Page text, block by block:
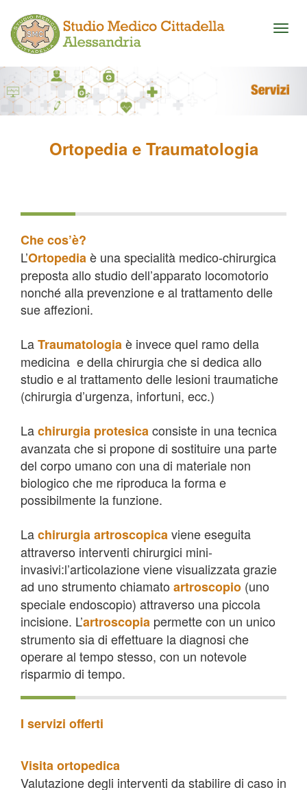
Ortopedia e Traumatologia
Che cos’è?
L’Ortopediaè una specialità medico-chirurgica
preposta allo studio dell’apparato locomotorio
nonché alla prevenzione e al trattamento delle
sue affezioni.
LaTraumatologiaè invece quel ramo della
medicina e della chirurgia che si dedica allo
studio e al trattamento delle lesioni traumatiche
(chirurgia d’urgenza, infortuni, ecc.)
Lachirurgia protesicaconsiste in una tecnica
avanzata che si propone di sostituire una parte
del corpo umano con una di materiale non
biologico che me riproduca la forma e
possibilmente la funzione.
Lachirurgia artroscopicaviene eseguita
attraverso interventi chirurgici mini-
invasivi:l’articolazione viene visualizzata grazie
ad uno strumento chiamato artroscopio (uno
speciale endoscopio) attraverso una piccola
incisione. L’artroscopia permette con un unico
strumento sia di effettuare la diagnosi che
operare al tempo stesso, con un notevole
risparmio di tempo.
I servizi offerti
Visita ortopedica
Valutazione degli interventi da stabilire di caso in